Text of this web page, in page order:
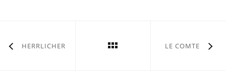
HERRLICHER LE COMTE